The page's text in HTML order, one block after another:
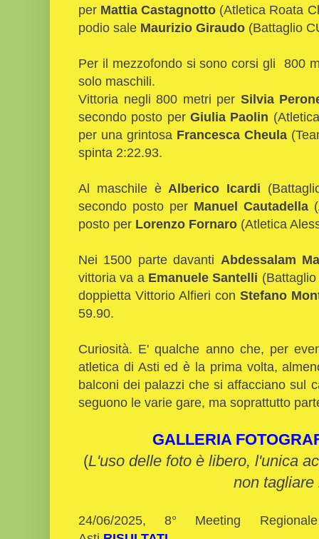
per Mattia Castagnotto (Atletica Roata
podio sale Maurizio Giraudo (Battaglio
Per il mezzofondo si sono corsi gli 800
solo maschili.
Vittoria negli 800 metri per Silvia
secondo posto per Giulia Paolin
per una grintosa Francesca Cheula
spinta 2:22.93.
Al maschile è Alberico Icardi
secondo posto per Manuel Cautadella
posto per Lorenzo Fornaro (Atletica
Nei 1500 parte davanti Abdessalam
vittoria va a Emanuele Santelli
doppietta Vittorio Alfieri con Stefano
59.90.
Curiosità. E' qualche anno che, per
atletica di Asti ed è la prima volta,
balconi dei palazzi che si affacciano sul
seguono le varie gare, ma soprattutto
GALLERIA
(L'uso delle foto è libero, l'unica
non tagliare
24/06/2025,8° Meeting